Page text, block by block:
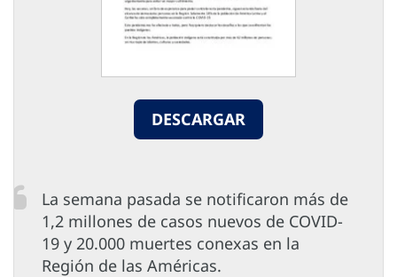
DESCARGAR
La semana pasada se notificaron más de
1,2 millones de casos nuevos de COVID-
19 y 20.000 muertes conexas en la
Región de las Américas.